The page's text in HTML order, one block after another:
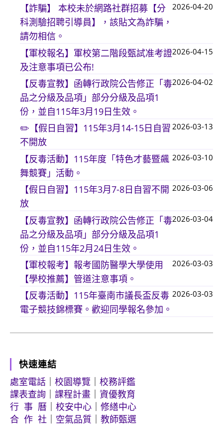
【詐騙】 本校未於網路社群招募【分
科測驗招聘引導員】，該貼文為詐騙，
請勿相信。
2026-04-20
【軍校報名】軍校第二階段甄試准考證
及注意事項已公布!
2026-04-15
【反毒宣教】函轉行政院公告修正「毒
品之分級及品項」部分分級及品項1
份，並自115年3月19日生效。
2026-04-02
✏️【假日自習】115年3月14-15日自習
不開放
2026-03-13
【反毒活動】115年度「特色才藝暨飆
舞競賽」活動。
2026-03-10
【假日自習】115年3月7-8日自習不開
放
2026-03-06
【反毒宣教】函轉行政院公告修正「毒
品之分級及品項」部分分級及品項1
份，並自115年2月24日生效。
2026-03-04
【軍校報考】報考國防醫學大學使用
【學校推薦】管道注意事項。
2026-03-03
【反毒活動】115年臺南市議長盃反毒
電子競技錦標賽。歡迎同學報名參加。
2026-03-03
快速連結
處室電話
校園導覽
校務評鑑
課表查詢
課程計畫
資優教育
行 事 曆
校安中心
修繕中心
合 作 社
空氣品質 教師甄選